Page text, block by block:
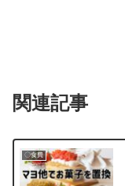
関連記事
〇食費